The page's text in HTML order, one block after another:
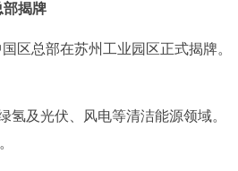
揭牌
总部在苏州工业园区正式揭牌。
及光伏、风电等清洁能源领域。